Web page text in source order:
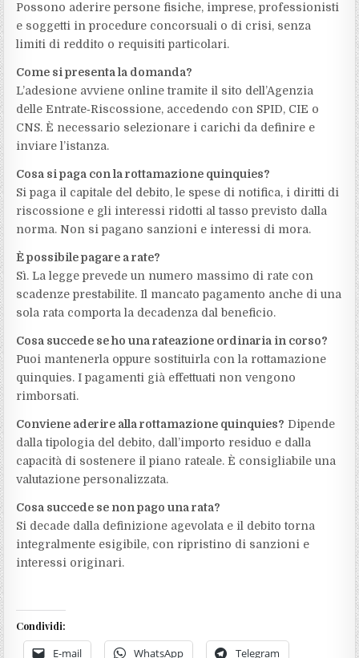
Possono aderire persone fisiche, imprese, professionisti
e soggetti in procedure concorsuali o di crisi, senza
limiti di reddito o requisiti particolari.
Come si presenta la domanda?
L’adesione avviene online tramite il sito dell’Agenzia
delle Entrate‑Riscossione, accedendo con SPID, CIE o
CNS. È necessario selezionare i carichi da definire e
inviare l’istanza.
Cosa si paga con la rottamazione quinquies?
Si paga il capitale del debito, le spese di notifica, i diritti di
riscossione e gli interessi ridotti al tasso previsto dalla
norma. Non si pagano sanzioni e interessi di mora.
È possibile pagare a rate?
Sì. La legge prevede un numero massimo di rate con
scadenze prestabilite. Il mancato pagamento anche di una
sola rata comporta la decadenza dal beneficio.
Cosa succede se ho una rateazione ordinaria in corso?
Puoi mantenerla oppure sostituirla con la rottamazione
quinquies. I pagamenti già effettuati non vengono
rimborsati.
Conviene aderire alla rottamazione quinquies? Dipende
dalla tipologia del debito, dall’importo residuo e dalla
capacità di sostenere il piano rateale. È consigliabile una
valutazione personalizzata.
Cosa succede se non pago una rata?
Si decade dalla definizione agevolata e il debito torna
integralmente esigibile, con ripristino di sanzioni e
interessi originari.
Condividi:
E-mail WhatsApp Telegram